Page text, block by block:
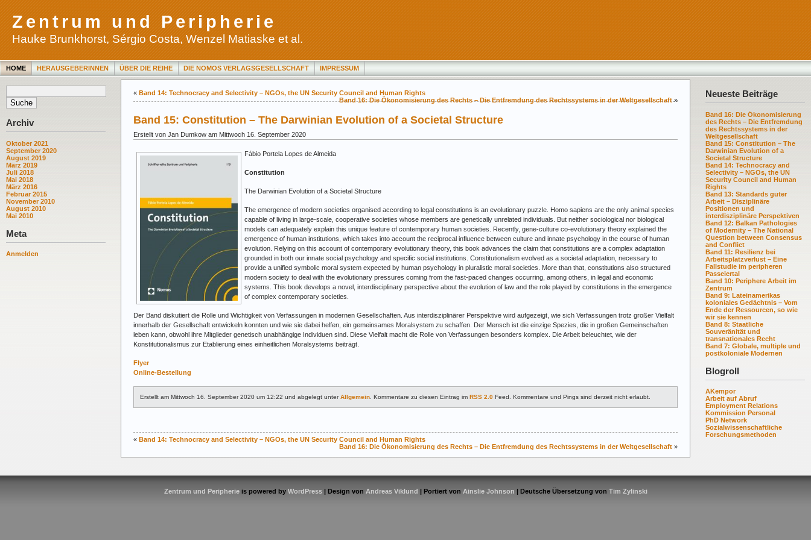
Zentrum und Peripherie
Hauke Brunkhorst, Sérgio Costa, Wenzel Matiaske et al.
HOME HERAUSGEBERINNEN ÜBER DIE REIHE DIE NOMOS VERLAGSGESELLSCHAFT IMPRESSUM
Archiv
Oktober 2021
September 2020
August 2019
März 2019
Juli 2018
Mai 2018
März 2016
Februar 2015
November 2010
August 2010
Mai 2010
Meta
Anmelden
Neueste Beiträge
Band 16: Die Ökonomisierung
des Rechts – Die Entfremdung
des Rechtssystems in der
Weltgesellschaft
Band 15: Constitution – The
Darwinian Evolution of a
Societal Structure
Band 14: Technocracy and
Selectivity – NGOs, the UN
Security Council and Human
Rights
Band 13: Standards guter
Arbeit – Disziplinäre
Positionen und
interdisziplinäre Perspektiven
Band 12: Balkan Pathologies
of Modernity – The National
Question between Consensus
and Conflict
Band 11: Resilienz bei
Arbeitsplatzverlust – Eine
Fallstudie im peripheren
Passeiertal
Band 10: Periphere Arbeit im
Zentrum
Band 9: Lateinamerikas
koloniales Gedächtnis – Vom
Ende der Ressourcen, so wie
wir sie kennen
Band 8: Staatliche
Souveränität und
transnationales Recht
Band 7: Globale, multiple und
postkoloniale Modernen
Blogroll
AKempor
Arbeit auf Abruf
Employment Relations
Kommission Personal
PhD Network
Sozialwissenschaftliche
Forschungsmethoden
« Band 14: Technocracy and Selectivity – NGOs, the UN Security Council and Human Rights
Band 16: Die Ökonomisierung des Rechts – Die Entfremdung des Rechtssystems in der Weltgesellschaft»
Band 15: Constitution – The Darwinian Evolution of a Societal Structure
Erstellt von Jan Dumkow am Mittwoch 16. September 2020
Fábio Portela Lopes de Almeida
Constitution
The Darwinian Evolution of a Societal Structure
The emergence of modern societies organised according to legal constitutions is an evolutionary puzzle. Homo sapiens are the only animal species
capable of living in large-scale, cooperative societies whose members are genetically unrelated individuals. But neither sociological nor biological
models can adequately explain this unique feature of contemporary human societies. Recently, gene-culture co-evolutionary theory explained the
emergence of human institutions, which takes into account the reciprocal influence between culture and innate psychology in the course of human
evolution. Relying on this account of contemporary evolutionary theory, this book advances the claim that constitutions are a complex adaptation
grounded in both our innate social psychology and specific social institutions. Constitutionalism evolved as a societal adaptation, necessary to
provide a unified symbolic moral system expected by human psychology in pluralistic moral societies. More than that, constitutions also structured
modern society to deal with the evolutionary pressures coming from the fast-paced changes occurring, among others, in legal and economic
systems. This book develops a novel, interdisciplinary perspective about the evolution of law and the role played by constitutions in the emergence
of complex contemporary societies.
Der Band diskutiert die Rolle und Wichtigkeit von Verfassungen in modernen Gesellschaften. Aus interdisziplinärer Perspektive wird aufgezeigt, wie sich Verfassungen trotz großer Vielfalt
innerhalb der Gesellschaft entwickeln konnten und wie sie dabei helfen, ein gemeinsames Moralsystem zu schaffen. Der Mensch ist die einzige Spezies, die in großen Gemeinschaften
leben kann, obwohl ihre Mitglieder genetisch unabhängige Individuen sind. Diese Vielfalt macht die Rolle von Verfassungen besonders komplex. Die Arbeit beleuchtet, wie der
Konstitutionalismus zur Etablierung eines einheitlichen Moralsystems beiträgt.
Flyer
Online-Bestellung
Erstellt am Mittwoch 16. September 2020 um 12:22 und abgelegt unterAllgemein . Kommentare zu diesen Eintrag im RSS 2.0 Feed. Kommentare und Pings sind derzeit nicht erlaubt.
« Band 14: Technocracy and Selectivity – NGOs, the UN Security Council and Human Rights
Band 16: Die Ökonomisierung des Rechts – Die Entfremdung des Rechtssystems in der Weltgesellschaft »
Zentrum und Peripherieis powered by WordPress| Design von Andreas Viklund | Portiert von Ainslie Johnson | Deutsche Übersetzung von Tim Zylinski